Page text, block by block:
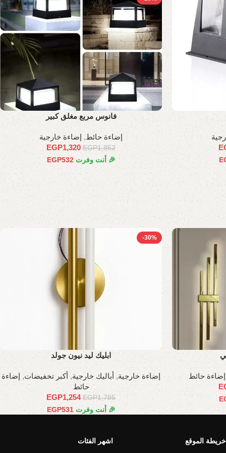
فانوس مربع مغلق كبير
إضاءة حائط, إضاءة خارجية
EGP1,852
EGP1,320
🎉 أنت وفرت EGP532
إضاءة حائط
-30%
ابليك ليد نيون جولد
إضاءة خارجية, أباليك خارجية, أكبر تخفيضات, إضاءة
حائط
EGP1,785
EGP1,254
🎉 أنت وفرت EGP531
خريطة الموقع اشهر الفئات